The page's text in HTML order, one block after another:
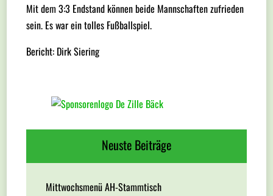
Mit dem 3:3 Endstand können beide Mannschaften zufrieden
sein. Es war ein tolles Fußballspiel.
Bericht: Dirk Siering
Neuste Beiträge
Mittwochsmenü AH-Stammtisch